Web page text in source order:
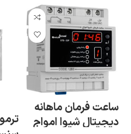
ساعت فرمان ماهانه
دیجیتال شیوا امواج